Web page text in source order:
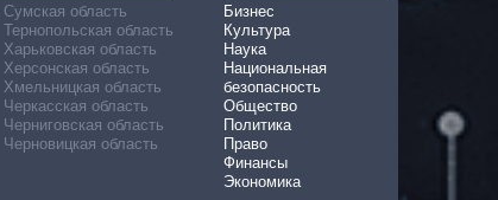
Сумская область
Тернопольская область
Харьковская область
Херсонская область
Хмельницкая область
Черкасская область
Черниговская область
Черновицкая область
Бизнес
Культура
Наука
Национальная
безопасность
Общество
Политика
Право
Финансы
Экономика